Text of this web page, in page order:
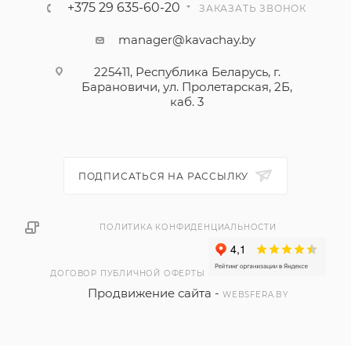
+375 29 635-60-20 ЗАКАЗАТЬ ЗВОНОК
manager@kavachay.by
225411, Республика Беларусь, г.
Барановичи, ул. Пролетарская, 2Б,
каб. 3
ПОДПИСАТЬСЯ НА РАССЫЛКУ
ПОЛИТИКА КОНФИДЕНЦИАЛЬНОСТИ
ДОГОВОР ПУБЛИЧНОЙ ОФЕРТЫ
Продвижение сайта -WEBSFERA.BY